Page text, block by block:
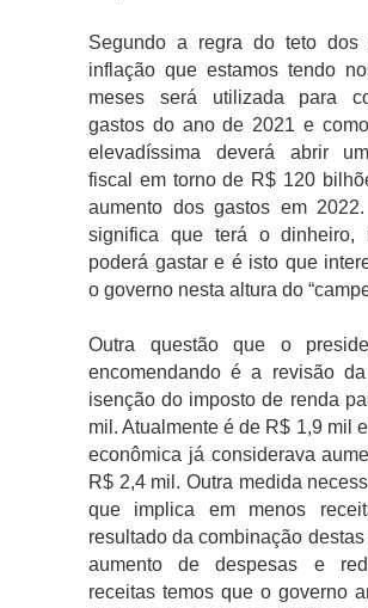
Segundo a regra do teto dos
inflação que estamos tendo
meses será utilizada para
gastos do ano de 2021 e
elevadíssima deverá abrir
fiscal em torno de R$ 120
aumento dos gastos em
significa que terá o dinheiro,
poderá gastar e é isto que
o governo nesta altura do
Outra questão que o
encomendando é a revisão
isenção do imposto de renda
mil. Atualmente é de R$ 1,9 mil
econômica já considerava
R$ 2,4 mil. Outra medida
que implica em menos
resultado da combinação
aumento de despesas e
receitas temos que o governo